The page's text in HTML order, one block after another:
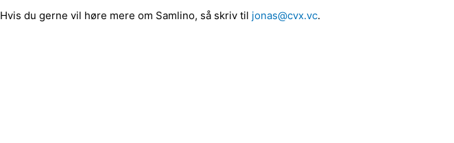
Hvis du gerne vil høre mere om Samlino, så skriv til jonas@cvx.vc.